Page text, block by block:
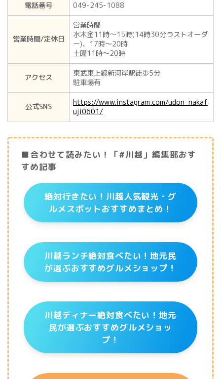
電話番号
049-245-1088
営業時間/定休日
営業時間
水木金11時～15時(14時30分ラストオーダ
ー)、17時～20時
土曜11時～20時
アクセス
東武東上線新河岸駅徒歩5分
駐車場有
公式SNS
https://www.instagram.com/udon_nakaf
uji0601/
■合わせて読みたい！「#川越」編集部おす
すめ記事
絶対行きたい！川越人気観光・グ
ルメスポットおすすめまとめ！
川越ランチ絶対食べたい！地元民
が選ぶおすすめグルメショップ！
川越ディナー絶対食べたい！地元
民が選ぶおすすめグルメショッ
プ！